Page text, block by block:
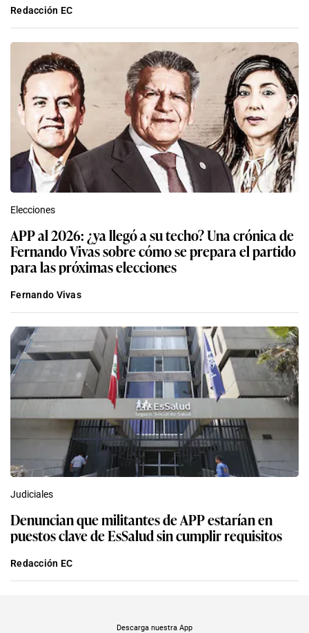
Redacción EC
Elecciones
APP al 2026: ¿ya llegó a su techo? Una crónica de
Fernando Vivas sobre cómo se prepara el partido
para las próximas elecciones
Fernando Vivas
Judiciales
Denuncian que militantes de APP estarían en
puestos clave de EsSalud sin cumplir requisitos
Redacción EC
Descarga nuestra App